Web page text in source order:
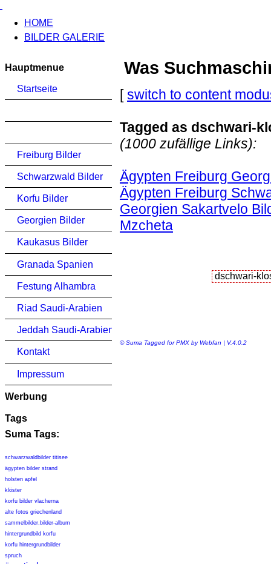
HOME
BILDER GALERIE
Hauptmenue
Startseite
Freiburg Bilder
Schwarzwald Bilder
Korfu Bilder
Georgien Bilder
Kaukasus Bilder
Granada Spanien
Festung Alhambra
Riad Saudi-Arabien
Jeddah Saudi-Arabien
Kontakt
Impressum
Werbung
Tags
Suma Tags:
schwarzwaldbilder titisee
ägypten bilder strand
holsten apfel
klöster
korfu bilder vlacherna
alte fotos griechenland
sammelbilder.bilder-album
hintergrundbild korfu
korfu hintergrundbilder
spruch
Was
[switch to content
Tagged as dschwari-
(1000 zufällige Links):
Ägypten Freiburg
Ägypten Freiburg
Georgien Sakartvelo
Mzcheta
© Suma Tagged for PMX by Webfan | V.4.0.2